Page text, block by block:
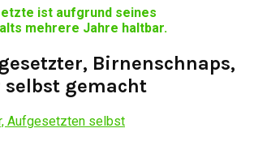
ist aufgrund seines
mehrere Jahre haltbar.
Birnenschnaps,
gemacht